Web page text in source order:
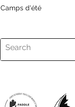
Camps d'été